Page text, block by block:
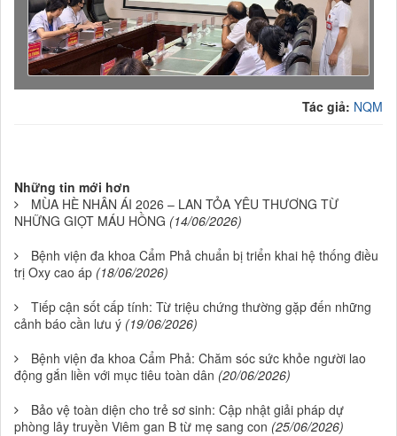
Tác giả: NQM
Những tin mới hơn
MÙA HÈ NHÂN ÁI 2026 – LAN TỎA YÊU THƯƠNG TỪ
NHỮNG GIỌT MÁU HỒNG (14/06/2026)
Bệnh viện đa khoa Cẩm Phả chuẩn bị triển khai hệ thống điều
trị Oxy cao áp (18/06/2026)
Tiếp cận sốt cấp tính: Từ triệu chứng thường gặp đến những
cảnh báo cần lưu ý (19/06/2026)
Bệnh viện đa khoa Cẩm Phả: Chăm sóc sức khỏe người lao
động gắn liền với mục tiêu toàn dân (20/06/2026)
Bảo vệ toàn diện cho trẻ sơ sinh: Cập nhật giải pháp dự
phòng lây truyền Viêm gan B từ mẹ sang con (25/06/2026)